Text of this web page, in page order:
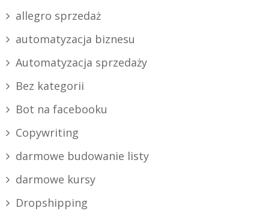
allegro sprzedaż
automatyzacja biznesu
Automatyzacja sprzedaży
Bez kategorii
Bot na facebooku
Copywriting
darmowe budowanie listy
darmowe kursy
Dropshipping